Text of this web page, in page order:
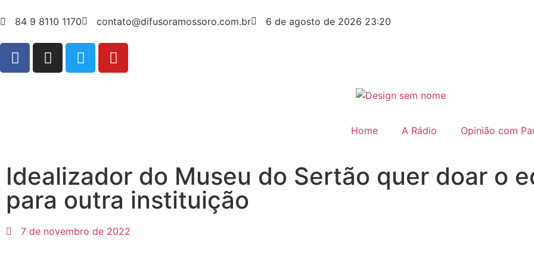
84 9 8110 1170 contato@difusoramossoro.com.br 6 de agosto de 2026 23:20
Home A Rádio Opinião com
Idealizador do Museu do Sertão quer doar o
para outra instituição
7 de novembro de 2022